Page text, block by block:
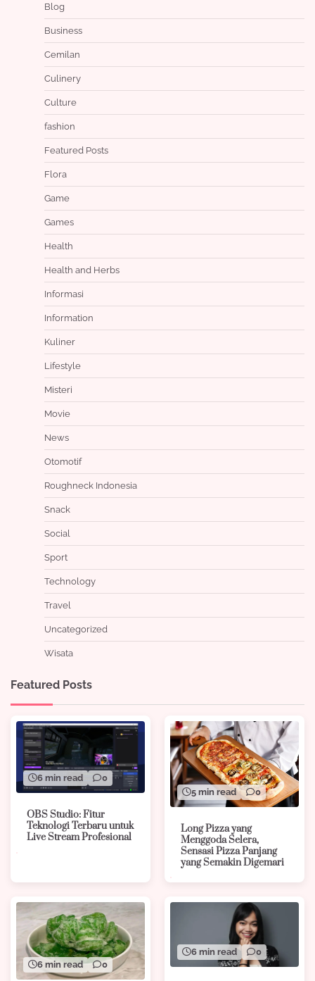
Blog
Business
Cemilan
Culinery
Culture
fashion
Featured Posts
Flora
Game
Games
Health
Health and Herbs
Informasi
Information
Kuliner
Lifestyle
Misteri
Movie
News
Otomotif
Roughneck Indonesia
Snack
Social
Sport
Technology
Travel
Uncategorized
Wisata
Featured Posts
6 min read 0
OBS Studio: Fitur
Teknologi Terbaru untuk
Live Stream Profesional
5 min read 0
Long Pizza yang
Menggoda Selera,
Sensasi Pizza Panjang
yang Semakin Digemari
6 min read 0
6 min read 0